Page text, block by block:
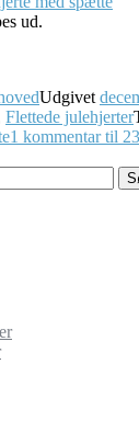
ud.
Udgivet
Flettede julehjerter
1 kommentartil